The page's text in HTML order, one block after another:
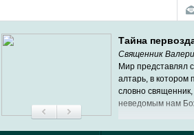
Тайна
Священник
Мир представлял
алтарь, в котором
словно
неведомым нам